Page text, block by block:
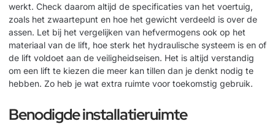
werkt. Check daarom altijd de specificaties van het voertuig,
zoals het zwaartepunt en hoe het gewicht verdeeld is over de
assen. Let bij het vergelijken van hefvermogens ook op het
materiaal van de lift, hoe sterk het hydraulische systeem is en of
de lift voldoet aan de veiligheidseisen. Het is altijd verstandig
om een lift te kiezen die meer kan tillen dan je denkt nodig te
hebben. Zo heb je wat extra ruimte voor toekomstig gebruik.
Benodigde installatieruimte